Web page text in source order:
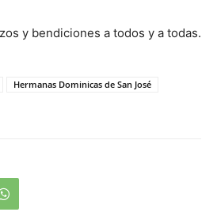
y bendiciones a todos y a todas.
Hermanas Dominicas de San José